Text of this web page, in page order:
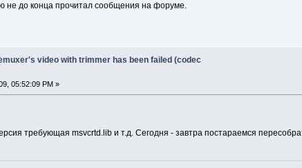
не до конца прочитал сообщения на форуме.
video with trimmer has been failed (codec
05:52:09 PM »
требующая msvcrtd.lib и т.д. Сегодня - завтра постараемся